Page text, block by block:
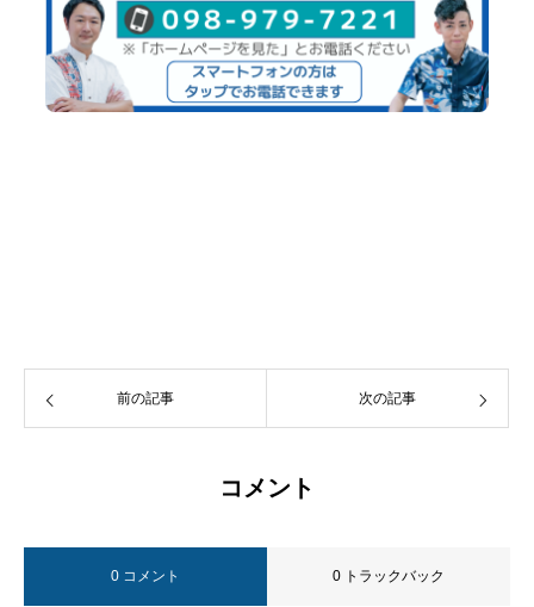
前の記事 次の記事
コメント
0 コメント 0 トラックバック